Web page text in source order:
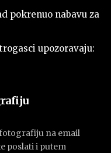
pokrenuo nabavu za
upozoravaju:
na email
poslati i putem